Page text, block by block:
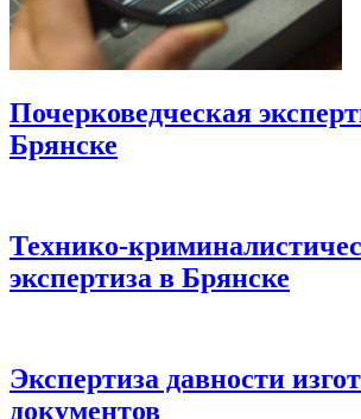
Почерковедческая
Брянске
Технико-
экспертиза в Брянске
Экспертиза давности
документов